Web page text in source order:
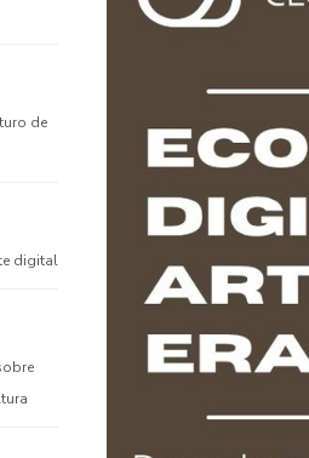
de
digital